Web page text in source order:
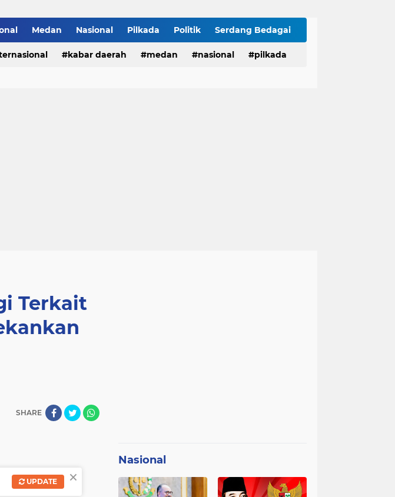
Medan Nasional Pilkada Politik Serdang Bedagai
kabar daerah medan nasional pilkada
Terkait
SHARE
Nasional
×
UPDATE